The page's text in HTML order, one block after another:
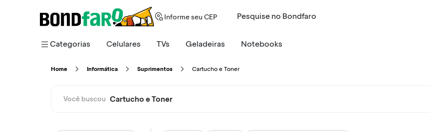
Informe seu CEP
Pesquise
Categorias Celulares TVs Geladeiras Notebooks
Home Informática Suprimentos Cartucho e Toner
Você buscou Cartucho e Toner